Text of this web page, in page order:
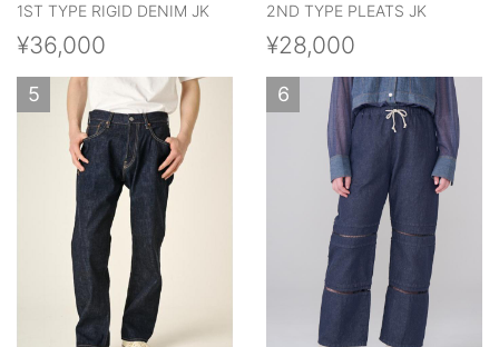
1ST TYPE RIGID DENIM JK
¥36,000
2ND TYPE PLEATS JK
¥28,000
5 6